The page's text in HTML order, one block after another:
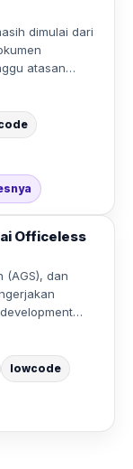
dimulai dari
atasan…
Officeless
(AGS), dan
lowcode